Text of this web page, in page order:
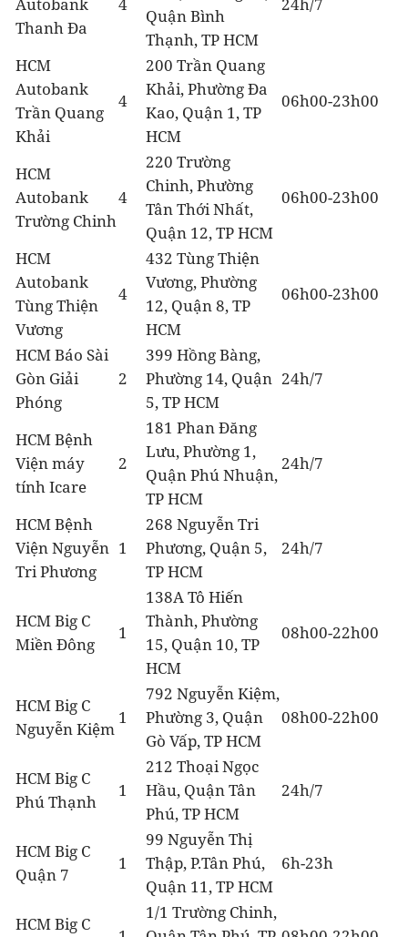
Thanh Đa
Quận Bình
Thạnh, TP HCM
HCM
Autobank
Trần Quang
Khải
4
200 Trần Quang
Khải, Phường Đa
Kao, Quận 1, TP
HCM
06h00-23h00
HCM
Autobank
Trường Chinh
4
220 Trường
Chinh, Phường
Tân Thới Nhất,
Quận 12, TP HCM
06h00-23h00
HCM
Autobank
Tùng Thiện
Vương
4
432 Tùng Thiện
Vương, Phường
12, Quận 8, TP
HCM
06h00-23h00
HCM Báo Sài
Gòn Giải
Phóng
2
399 Hồng Bàng,
Phường 14, Quận
5, TP HCM
24h/7
HCM Bệnh
Viện máy
tính Icare
2
181 Phan Đăng
Lưu, Phường 1,
Quận Phú Nhuận,
TP HCM
24h/7
HCM Bệnh
Viện Nguyễn
Tri Phương
1
268 Nguyễn Tri
Phương, Quận 5,
TP HCM
24h/7
HCM Big C
Miền Đông
1
138A Tô Hiến
Thành, Phường
15, Quận 10, TP
HCM
08h00-22h00
HCM Big C
Nguyễn Kiệm
1
792 Nguyễn Kiệm,
Phường 3, Quận
Gò Vấp, TP HCM
08h00-22h00
HCM Big C
Phú Thạnh
1
212 Thoại Ngọc
Hầu, Quận Tân
Phú, TP HCM
24h/7
HCM Big C
Quận 7
1
99 Nguyễn Thị
Thập, P.Tân Phú,
Quận 11, TP HCM
6h-23h
HCM Big C
1/1 Trường Chinh,